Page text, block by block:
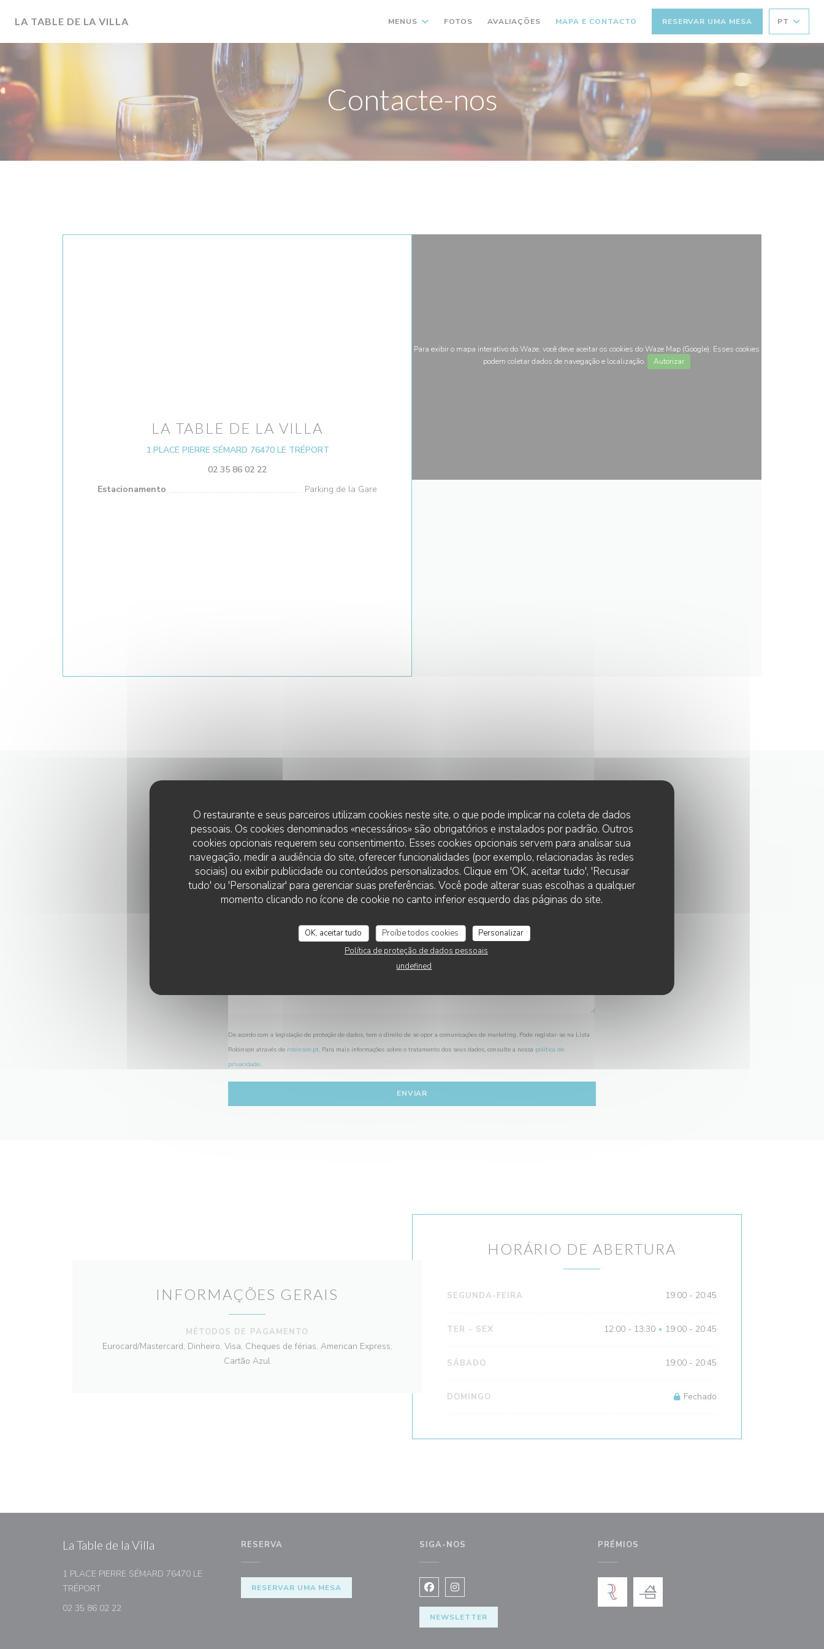
O restaurante e seus parceiros utilizam cookies neste site, o que pode implicar na coleta de dados
pessoais. Os cookies denominados «necessários» são obrigatórios e instalados por padrão. Outros
cookies opcionais requerem seu consentimento. Esses cookies opcionais servem para analisar sua
navegação, medir a audiência do site, oferecer funcionalidades (por exemplo, relacionadas às redes
sociais) ou exibir publicidade ou conteúdos personalizados. Clique em 'OK, aceitar tudo', 'Recusar
tudo' ou 'Personalizar' para gerenciar suas preferências. Você pode alterar suas escolhas a qualquer
momento clicando no ícone de cookie no canto inferior esquerdo das páginas do site.
OK, aceitar tudo Proíbe todos cookies
Personalizar
Política de proteção de dados pessoais
undefined
LA TABLE DE LA VILLA MENUS FOTOS AVALIAÇÕES MAPA E CONTACTO RESERVAR UMA MESA PT
Contacte-nos
LA TABLE DE LA VILLA
1 PLACE PIERRE SÉMARD 76470 LE TRÉPORT((abre numa nova janela))
02 35 86 02 22
Estacionamento
Parking de la Gare
Para exibir o mapa interativo do Waze, você deve aceitar os cookies do Waze Map (Google). Esses cookies
podem coletar dados de navegação e localização.
Autorizar
Deseja contactar-nos ?
Preencha o formulário abaixo!
De acordo com a legislação de proteção de dados, tem o direito de se opor a comunicações de marketing. Pode registar-se na Lista
Robinson através de robinson.pt. Para mais informações sobre o tratamento dos seus dados, consulte a nossa política de
privacidade.
INFORMAÇÕES GERAIS
MÉTODOS DE PAGAMENTO
Eurocard/Mastercard, Dinheiro, Visa, Cheques de férias, American Express,
Cartão Azul
HORÁRIO DE ABERTURA
SEGUNDA-FEIRA 19:00 - 20:45
TER - SEX 12:00 - 13:30 • 19:00 - 20:45
SÁBADO 19:00 - 20:45
DOMINGO Fechado
La Table de la Villa
1 PLACE PIERRE SÉMARD 76470 LE
TRÉPORT((abre numa nova janela))
02 35 86 02 22
RESERVA
RESERVAR UMA MESA
SIGA-NOS
Facebook ((abre numa nova janela))
Instagram ((abre numa nova janela))
NEWSLETTER
PRÉMIOS
LA TABLE DE LA VILLA